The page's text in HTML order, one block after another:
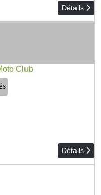
Détails
Club
Détails